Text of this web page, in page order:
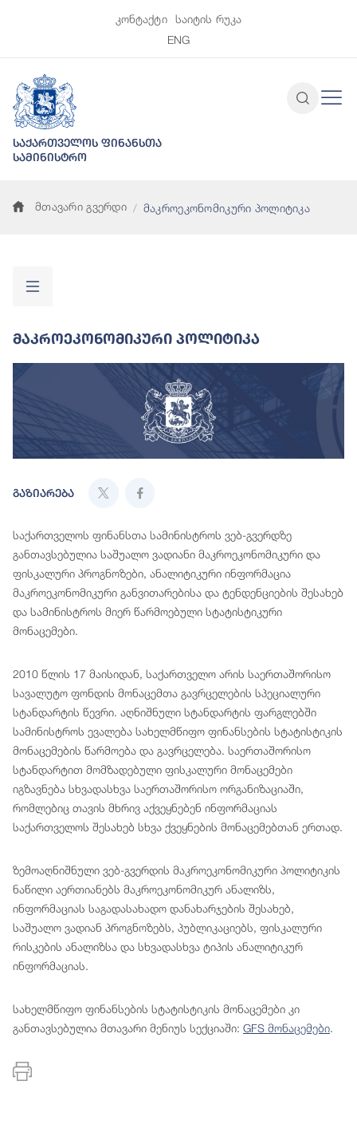
კონტაქტი
საიტის რუკა
ENG
საქართველოს ფინანსთა
სამინისტრო
მთავარი გვერდი მაკროეკონომიკური პოლიტიკა
Მაკროეკონომიკური Პოლიტიკა
გაზიარება
საქართველოს ფინანსთა სამინისტროს ვებ-გვერდზე
განთავსებულია საშუალო ვადიანი მაკროეკონომიკური და
ფისკალური პროგნოზები, ანალიტიკური ინფორმაცია
მაკროეკონომიკური განვითარებისა და ტენდენციების შესახებ
და სამინისტროს მიერ წარმოებული სტატისტიკური
მონაცემები.
2010 წლის 17 მაისიდან, საქართველო არის საერთაშორისო
სავალუტო ფონდის მონაცემთა გავრცელების სპეციალური
სტანდარტის წევრი. აღნიშნული სტანდარტის ფარგლებში
სამინისტროს ევალება სახელმწიფო ფინანსების სტატისტიკის
მონაცემების წარმოება და გავრცელება. საერთაშორისო
სტანდარტით მომზადებული ფისკალური მონაცემები
იგზავნება სხვადასხვა საერთაშორისო ორგანიზაციაში,
რომლებიც თავის მხრივ აქვეყნებენ ინფორმაციას
საქართველოს შესახებ სხვა ქვეყნების მონაცემებთან ერთად.
ზემოაღნიშნული ვებ-გვერდის მაკროეკონომიკური პოლიტიკის
ნაწილი აერთიანებს მაკროეკონომიკურ ანალიზს,
ინფორმაციას საგადასახადო დანახარჯების შესახებ,
საშუალო ვადიან პროგნოზებს, პუბლიკაციებს, ფისკალური
რისკების ანალიზსა და სხვადასხვა ტიპის ანალიტიკურ
ინფორმაციას.
სახელმწიფო ფინანსების სტატისტიკის მონაცემები კი
განთავსებულია მთავარი მენიუს სექციაში: GFS მონაცემები.